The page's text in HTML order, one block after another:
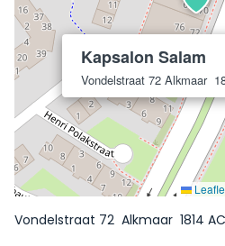
Kapsalon Salam
Vondelstraat 72 Alkmaar
Vondelstraat 72 Alkmaar 1814 AC